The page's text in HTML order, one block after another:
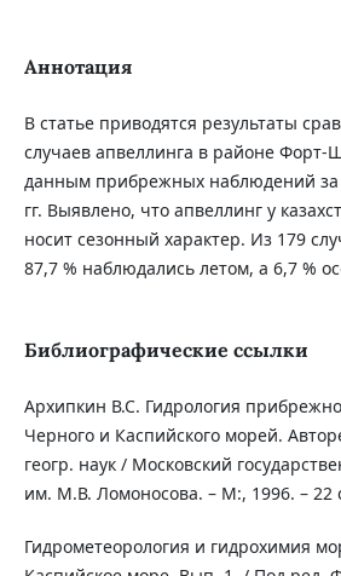
Аннотация
В статье приводятся результаты
случаев апвеллинга в районе Форт-
данным прибрежных наблюдений за
гг. Выявлено, что апвеллинг у
носит сезонный характер. Из 179
87,7 % наблюдались летом, а 6,7 %
Библиографические ссылки
Архипкин В.С. Гидрология
Черного и Каспийского морей.
геогр. наук / Московский
им. М.В. Ломоносова. – М:, 1996. – 22
Гидрометеорология и гидрохимия